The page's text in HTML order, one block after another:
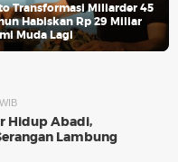
Transformasi Miliarder 45
Habiskan Rp 29 Miliar
Muda Lagi
Hidup Abadi,
Lambung